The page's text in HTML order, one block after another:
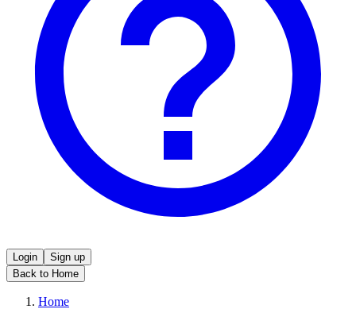
Login
Sign up
Back to Home
Home